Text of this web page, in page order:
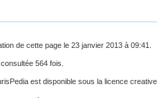
de cette page le 23 janvier 2013 à 09:41.
564 fois.
est disponible sous la licence